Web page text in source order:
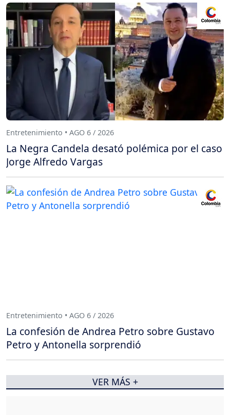
Entretenimiento • AGO 6 / 2026
La Negra Candela desató polémica por el caso
Jorge Alfredo Vargas
Entretenimiento • AGO 6 / 2026
La confesión de Andrea Petro sobre Gustavo
Petro y Antonella sorprendió
VER MÁS +